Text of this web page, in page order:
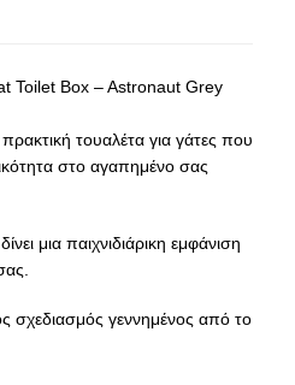
Toilet Box – Astronaut Grey
πρακτική τουαλέτα για γάτες που
στο αγαπημένο σας
μια παιχνιδιάρικη εμφάνιση
σχεδιασμός γεννημένος από το